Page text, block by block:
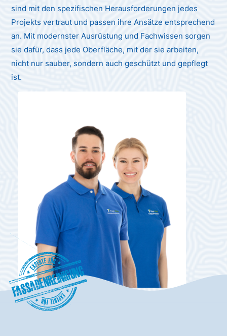
sind mit den spezifischen Herausforderungen jedes
Projekts vertraut und passen ihre Ansätze entsprechend
an. Mit modernster Ausrüstung und Fachwissen sorgen
sie dafür, dass jede Oberfläche, mit der sie arbeiten,
nicht nur sauber, sondern auch geschützt und gepflegt
ist.
Fassadenreinigung